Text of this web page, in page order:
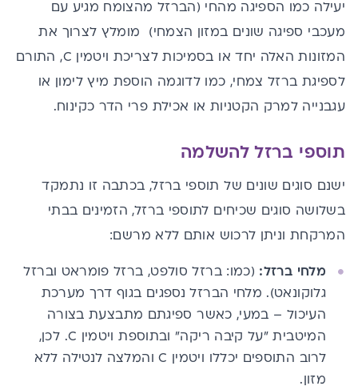
יעילה כמו הספיגה מהחי (הברזל מהצומח מגיע עם
מעכבי ספיגה שונים במזון הצמחי) מומלץ לצרוך את
המזונות האלה יחד או בסמיכות לצריכת ויטמין C, התורם
לספיגת ברזל צמחי, כמו לדוגמה הוספת מיץ לימון או
עגבנייה למרק הקטניות או אכילת פרי הדר כקינוח.
תוספי ברזל להשלמה
ישנם סוגים שונים של תוספי ברזל, בכתבה זו נתמקד
בשלושה סוגים שכיחים לתוספי ברזל, הזמינים בבתי
המרקחת וניתן לרכוש אותם ללא מרשם:
מלחי ברזל: (כמו: ברזל סולפט, ברזל פומראט וברזל
גלוקונאט). מלחי הברזל נספגים בגוף דרך מערכת
העיכול – במעי, כאשר ספיגתם מתבצעת בצורה
המיטבית "על קיבה ריקה" ובתוספת ויטמין C.
לכן,
לרוב התוספים יכללו ויטמין C והמלצה לנטילה ללא
מזון.